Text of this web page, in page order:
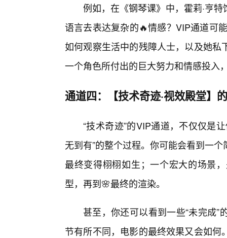
例如，在《钢琴课》中，霍莉·亨
语言去表达复杂的🔥情感？VIP通道可
如何观察生活中的残障人士，以及她
一个角色所付出的巨大努力和情感投入
通道四：【技术奇迹·视效殿堂】
“技术奇迹”的VIP通道，不仅仅是
无到有”的整个过程。你可能会看到一
最终变得栩栩如生；一个宏大的场景
型，再到🌸最终的渲染。
甚至，你还可以看到一些“未完成
节有所不同，电影的最终效果又会如